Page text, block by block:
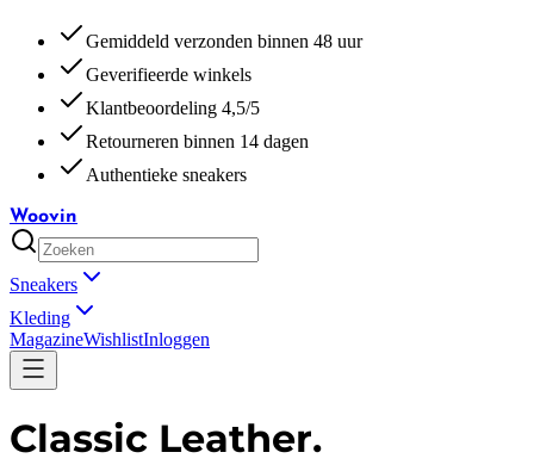
Gemiddeld verzonden binnen 48 uur
Geverifieerde winkels
Klantbeoordeling 4,5/5
Retourneren binnen 14 dagen
Authentieke sneakers
Woovin
Sneakers
Kleding
MagazineWishlistInloggen
Classic Leather.